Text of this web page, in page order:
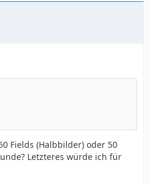
Fields (Halbbilder) oder 50
Letzteres würde ich für